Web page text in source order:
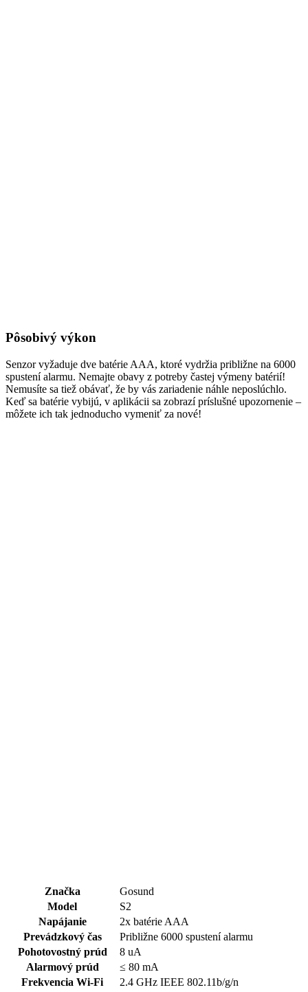
Pôsobivý výkon
Senzor vyžaduje dve batérie AAA, ktoré vydržia približne na 6000
spustení alarmu. Nemajte obavy z potreby častej výmeny batérií!
Nemusíte sa tiež obávať, že by vás zariadenie náhle neposlúchlo.
Keď sa batérie vybijú, v aplikácii sa zobrazí príslušné upozornenie –
môžete ich tak jednoducho vymeniť za nové!
Značka
Gosund
Model
S2
Napájanie
2x batérie AAA
Prevádzkový čas
Približne 6000 spustení alarmu
Pohotovostný prúd
8 uA
Alarmový prúd
≤ 80 mA
Frekvencia Wi-Fi
2.4 GHz IEEE 802.11b/g/n